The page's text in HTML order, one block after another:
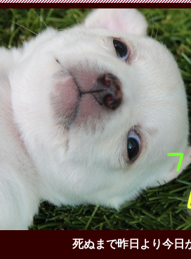
死ぬまで昨日より今日